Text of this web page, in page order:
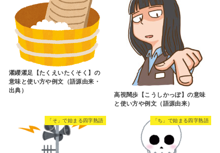
濯纓濯足【たくえいたくそく】の
意味と使い方や例文（語源由来・
出典）
高視闊歩【こうしかっぽ】の意味
と使い方や例文（語源由来）
「そ」で始まる四字熟語 「ち」で始まる四字熟語